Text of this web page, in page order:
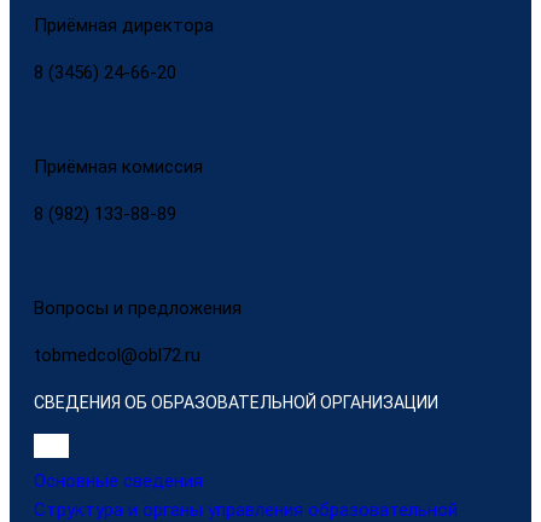
Приёмная директора
8 (3456) 24-66-20
Приёмная комиссия
8 (982) 133-88-89
Вопросы и предложения
tobmedcol@obl72.ru
СВЕДЕНИЯ ОБ ОБРАЗОВАТЕЛЬНОЙ ОРГАНИЗАЦИИ
Основные сведения
Структура и органы управления образовательной